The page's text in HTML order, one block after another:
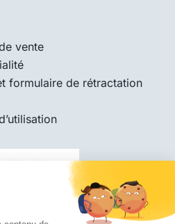
vente
formulaire de rétractation